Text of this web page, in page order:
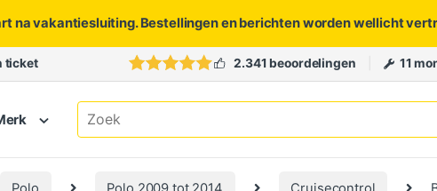
na vakantiesluiting. Bestellingen en berichten worden wellicht
ticket 2.341 beoordelingen 11
Search for: